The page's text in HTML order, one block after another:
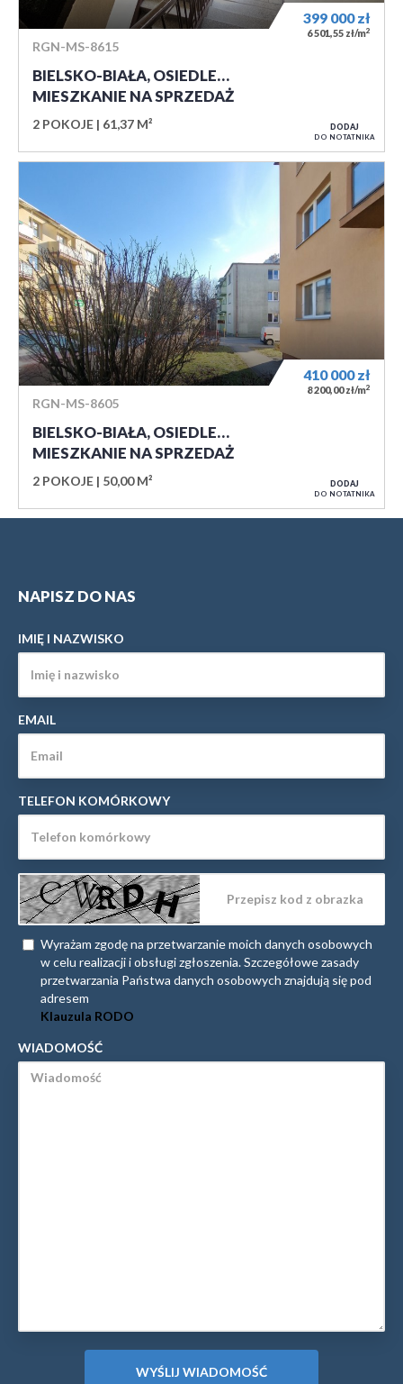
RGN-MS-8615
BIELSKO-BIAŁA, OSIEDLE…
MIESZKANIE NA SPRZEDAŻ
2 POKOJE 61,37 M²
399 000zł
6 501,55 zł/m2
DODAJ
DO NOTATNIKA
RGN-MS-8605
BIELSKO-BIAŁA, OSIEDLE…
MIESZKANIE NA SPRZEDAŻ
2 POKOJE 50,00 M²
410 000zł
8 200,00 zł/m2
DODAJ
DO NOTATNIKA
NAPISZ DO NAS
IMIĘ I NAZWISKO
EMAIL
TELEFON KOMÓRKOWY
Wyrażam zgodę na przetwarzanie moich danych osobowych
w celu realizacji i obsługi zgłoszenia. Szczegółowe zasady
przetwarzania Państwa danych osobowych znajdują się pod
adresem
Klauzula RODO
WIADOMOŚĆ